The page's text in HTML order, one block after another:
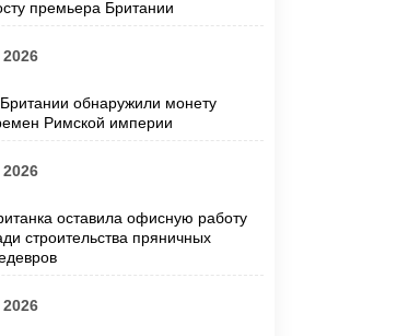
премьера Британии
обнаружили монету
Римской империи
оставила офисную работу
строительства пряничных